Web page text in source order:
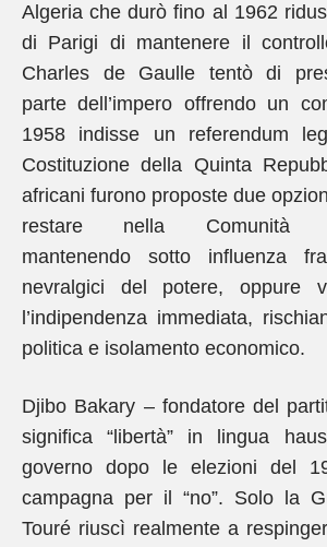
Algeria che durò fino al 1962
di Parigi di mantenere il
Charles de Gaulle tentò di
parte dell’impero offrendo un
1958 indisse un referendum
Costituzione della Quinta
africani furono proposte due
restare nella Comunità
mantenendo sotto influenza
nevralgici del potere, oppure
l’indipendenza immediata,
politica e isolamento economico.
Djibo Bakary – fondatore del
significa “libertà” in lingua
governo dopo le elezioni del
campagna per il “no”. Solo la
Touré riuscì realmente a